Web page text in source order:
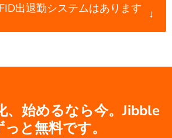
出退勤システムはあります
↓
、始めるなら今。Jibble
と無料です。